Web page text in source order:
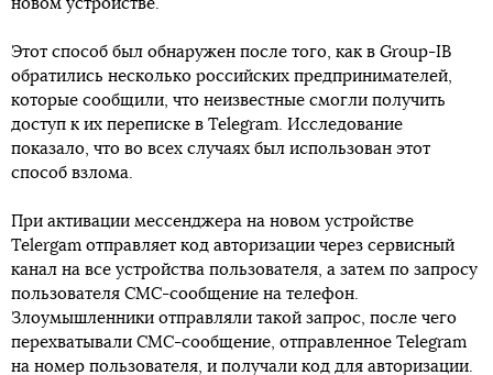
новом устройстве.
Этот способ был обнаружен после того, как в Group-IB
обратились несколько российских предпринимателей,
которые сообщили, что неизвестные смогли получить
доступ к их переписке в Telegram. Исследование
показало, что во всех случаях был использован этот
способ взлома.
При активации мессенджера на новом устройстве
Telergam отправляет код авторизации через сервисный
канал на все устройства пользователя, а затем по запросу
пользователя СМС-сообщение на телефон.
Злоумышленники отправляли такой запрос, после чего
перехватывали СМС-сообщение, отправленное Telegram
на номер пользователя, и получали код для авторизации.